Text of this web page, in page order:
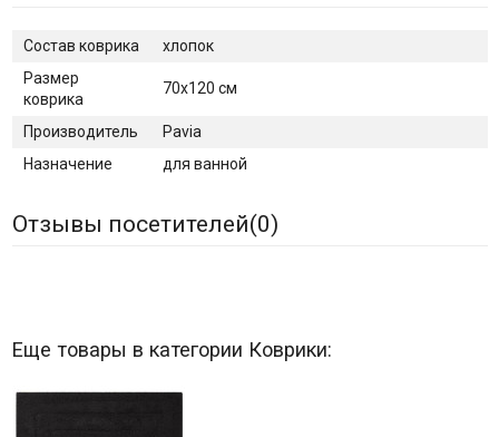
Cостав коврика
хлопок
Размер
коврика
70х120 см
Производитель
Pavia
Назначение
для ванной
Отзывы посетителей(0)
Еще товары в категории Коврики: